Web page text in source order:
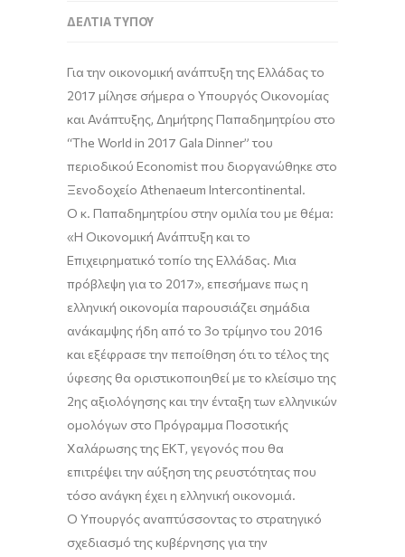
ΔΕΛΤΊΑ ΤΎΠΟΥ
Για την οικονομική ανάπτυξη της Ελλάδας το
2017 μίλησε σήμερα ο Υπουργός Οικονομίας
και Ανάπτυξης, Δημήτρης Παπαδημητρίου στο
“The World in 2017 Gala Dinner” του
περιοδικού Economist που διοργανώθηκε στο
Ξενοδοχείο Athenaeum Intercontinental.
Ο κ. Παπαδημητρίου στην ομιλία του με θέμα:
«Η Οικονομική Ανάπτυξη και το
Επιχειρηματικό τοπίο της Ελλάδας. Μια
πρόβλεψη για το 2017», επεσήμανε πως η
ελληνική οικονομία παρουσιάζει σημάδια
ανάκαμψης ήδη από το 3ο τρίμηνο του 2016
και εξέφρασε την πεποίθηση ότι το τέλος της
ύφεσης θα οριστικοποιηθεί με το κλείσιμο της
2ης αξιολόγησης και την ένταξη των ελληνικών
ομολόγων στο Πρόγραμμα Ποσοτικής
Χαλάρωσης της ΕΚΤ, γεγονός που θα
επιτρέψει την αύξηση της ρευστότητας που
τόσο ανάγκη έχει η ελληνική οικονομιά.
Ο Υπουργός αναπτύσσοντας το στρατηγικό
σχεδιασμό της κυβέρνησης για την